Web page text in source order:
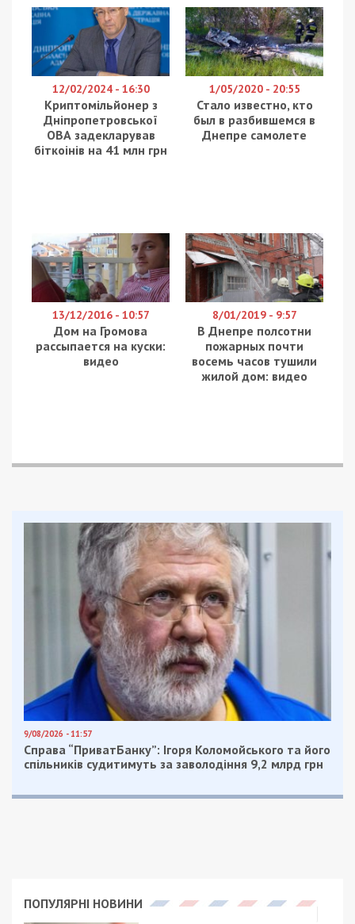
12/02/2024 - 16:30
Криптомільйонер з
Дніпропетровської
ОВА задекларував
біткоінів на 41 млн грн
1/05/2020 - 20:55
Стало известно, кто
был в разбившемся в
Днепре самолете
13/12/2016 - 10:57
Дом на Громова
рассыпается на куски:
видео
8/01/2019 - 9:57
В Днепре полсотни
пожарных почти
восемь часов тушили
жилой дом: видео
9/08/2026 - 11:57
Справа “ПриватБанку”: Ігоря Коломойського та його
спільників судитимуть за заволодіння 9,2 млрд грн
ПОПУЛЯРНІ НОВИНИ